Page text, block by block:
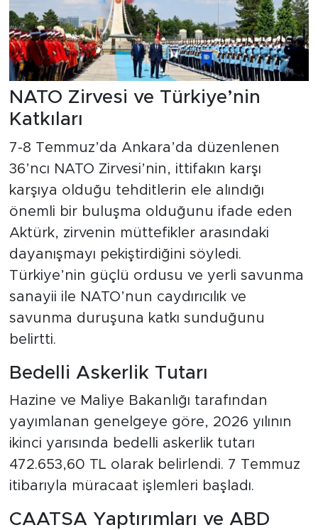
NATO Zirvesi ve Türkiye’nin
Katkıları
7-8 Temmuz’da Ankara’da düzenlenen
36’ncı NATO Zirvesi’nin, ittifakın karşı
karşıya olduğu tehditlerin ele alındığı
önemli bir buluşma olduğunu ifade eden
Aktürk, zirvenin müttefikler arasındaki
dayanışmayı pekiştirdiğini söyledi.
Türkiye’nin güçlü ordusu ve yerli savunma
sanayii ile NATO’nun caydırıcılık ve
savunma duruşuna katkı sunduğunu
belirtti.
Bedelli Askerlik Tutarı
Hazine ve Maliye Bakanlığı tarafından
yayımlanan genelgeye göre, 2026 yılının
ikinci yarısında bedelli askerlik tutarı
472.653,60 TL olarak belirlendi. 7 Temmuz
itibarıyla müracaat işlemleri başladı.
CAATSA Yaptırımları ve ABD